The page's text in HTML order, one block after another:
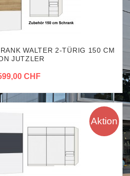
WALTER 2-TÜRIG 150 CM
JUTZLER
CHF
Aktion